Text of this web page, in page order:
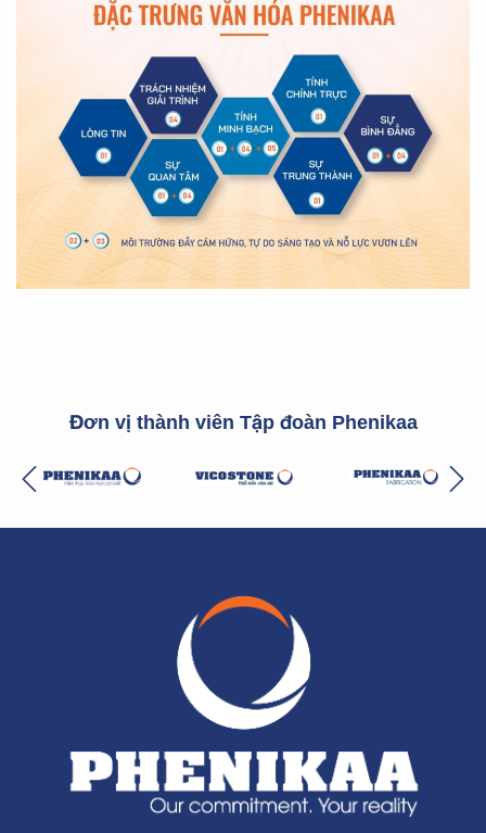
Đơn vị thành viên Tập đoàn Phenikaa